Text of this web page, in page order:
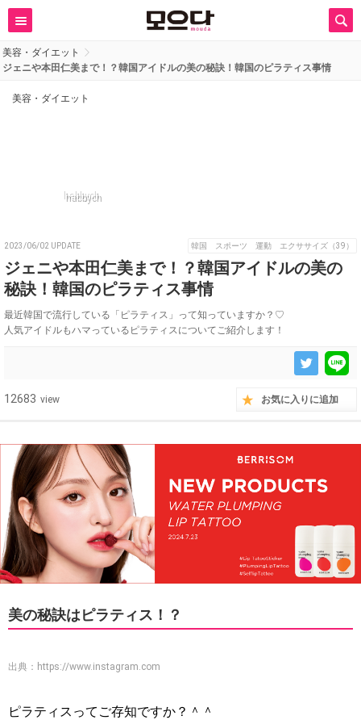
美容・ダイエット
ジェニや本田仁美まで！？韓国アイドルの美の秘訣！韓国のピラティス事情
美容・ダイエット
habbych
2023/06/02 UPDATE 韓国 スポーツ 運動 エクササイズ（39）
ジェニや本田仁美まで！？韓国アイドルの美の
秘訣！韓国のピラティス事情
最近韓国で流行している「ピラティス」って知っていますか？♡
人気アイドルもハマっているピラティスについてご紹介します！
12683 view お気に入りに追加
美の秘訣はピラティス！？
出典： https://www.instagram.com
ピラティスってご存知ですか？＾＾